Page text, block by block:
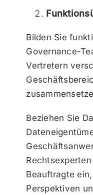
Bilden Sie
Governance-
Vertretern
Beziehen Sie
Beauftragte
Perspektiven